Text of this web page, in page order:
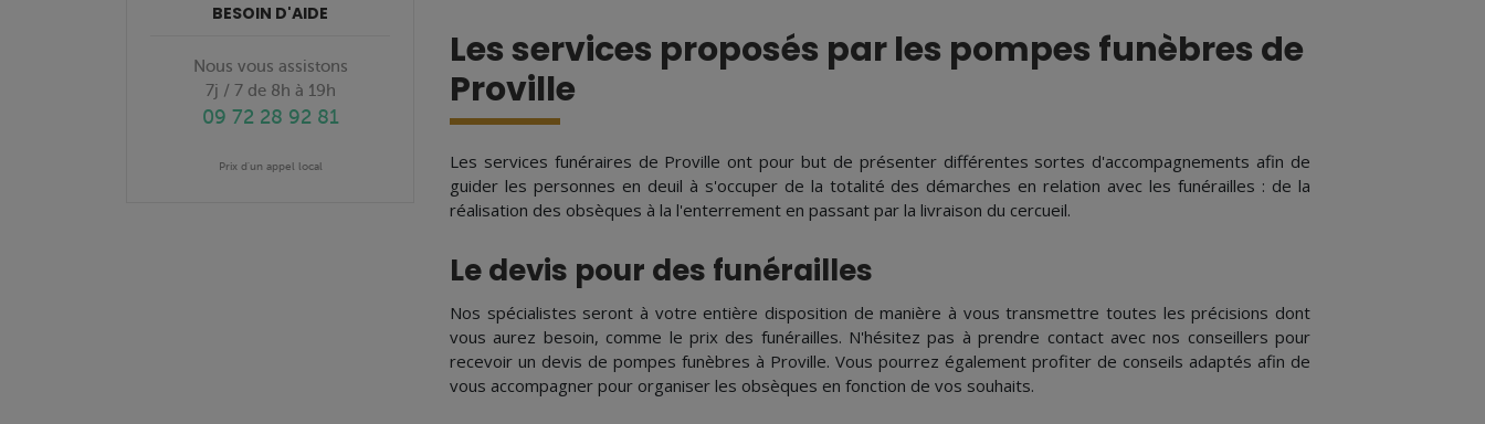
Les services proposés par les pompes funèbres de
Proville
Les services funéraires de Proville ont pour but de présenter différentes sortes d'accompagnements afin de
guider les personnes en deuil à s'occuper de la totalité des démarches en relation avec les funérailles : de la
réalisation des obsèques à la l'enterrement en passant par la livraison du cercueil.
Le devis pour des funérailles
Nos spécialistes seront à votre entière disposition de manière à vous transmettre toutes les précisions dont
vous aurez besoin, comme le prix des funérailles. N'hésitez pas à prendre contact avec nos conseillers pour
recevoir un devis de pompes funèbres à Proville. Vous pourrez également profiter de conseils adaptés afin de
vous accompagner pour organiser les obsèques en fonction de vos souhaits.
BESOIN D'AIDE
Nous vous assistons
7j / 7 de 8h à 19h
09 72 28 92 81
Prix d'un appel local